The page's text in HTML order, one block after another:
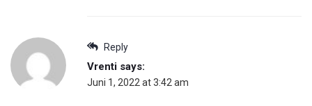
Reply
Vrenti says:
Juni 1, 2022 at 3:42 am